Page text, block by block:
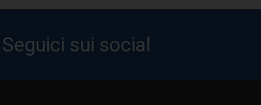
Seguici sui social